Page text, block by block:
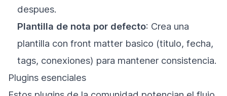
despues.
Plantilla de nota por defecto: Crea una
plantilla con front matter basico (titulo, fecha,
tags, conexiones) para mantener consistencia.
Plugins esenciales